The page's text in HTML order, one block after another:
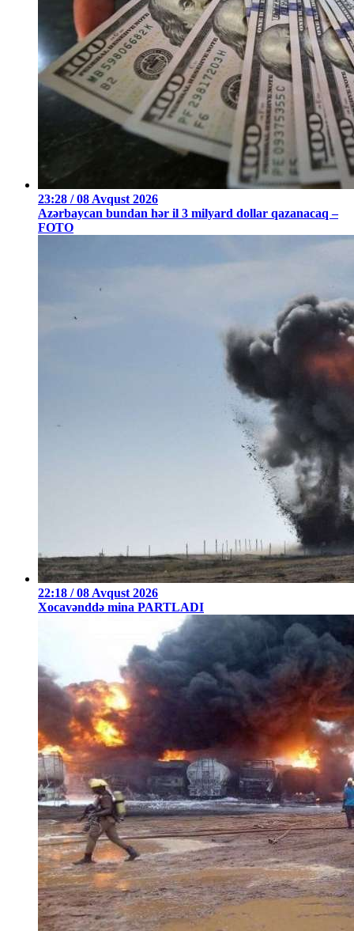
23:28 / 08 Avqust 2026
Azərbaycan bundan hər il 3 milyard dollar qazanacaq –
FOTO
22:18 / 08 Avqust 2026
Xocavənddə mina PARTLADI